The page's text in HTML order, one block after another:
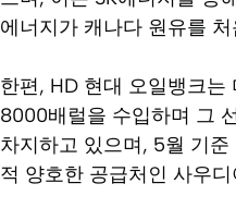
에너지가 캐나다 원유를
한편, HD 현대 오일뱅크
8000배럴을 수입하며 그
차지하고 있으며, 5월 기
적 양호한 공급처인 사우